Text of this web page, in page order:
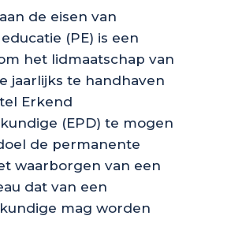
de eisen van
(PE) is een
het lidmaatschap van
jaarlijks te handhaven
Erkend
(EPD) te mogen
de permanente
waarborgen van een
dat van een
mag worden